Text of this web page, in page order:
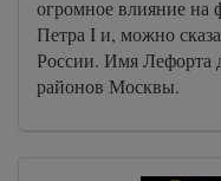
огромное влияние на
Петра I и, можно
России. Имя Лефорта
районов Москвы.